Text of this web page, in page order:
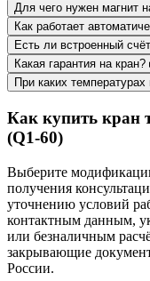
Для чего нужен магнит
Как работает
Есть ли встроенный
Какая гарантия на кран?
При каких
Как купить кран
(Q1-60)
Выберите
получения
уточнению условий
контактным данным,
или безналичным
закрывающие
России.